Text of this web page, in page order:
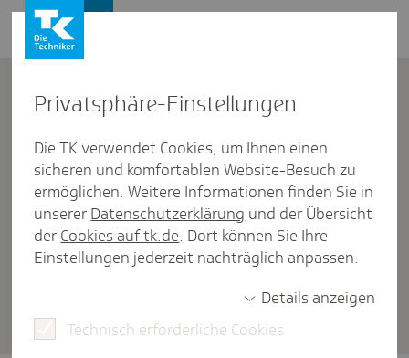
Kontakt
Wie können beschäf­tigte
Alters­rentner auf die Renten­
ver­si­che­rungs­frei­heit in ihrem
Minijob verzich­ten?
Firmenkunden
/
Minijobs, Übergangsbereich und kurzfristige Beschäftigungen
(Saisonarbeit)
Privat­sphäre-Einstel­lungen
Die TK verwendet Cookies, um Ihnen einen
sicheren und komfortablen Website-Besuch zu
ermöglichen. Weitere Informationen finden Sie in
unserer Datenschutzerklärung und der Übersicht
der Cookies auf tk.de. Dort können Sie Ihre
Einstellungen jederzeit nachträglich anpassen.
Details anzeigen
Technisch erforderliche Cookies